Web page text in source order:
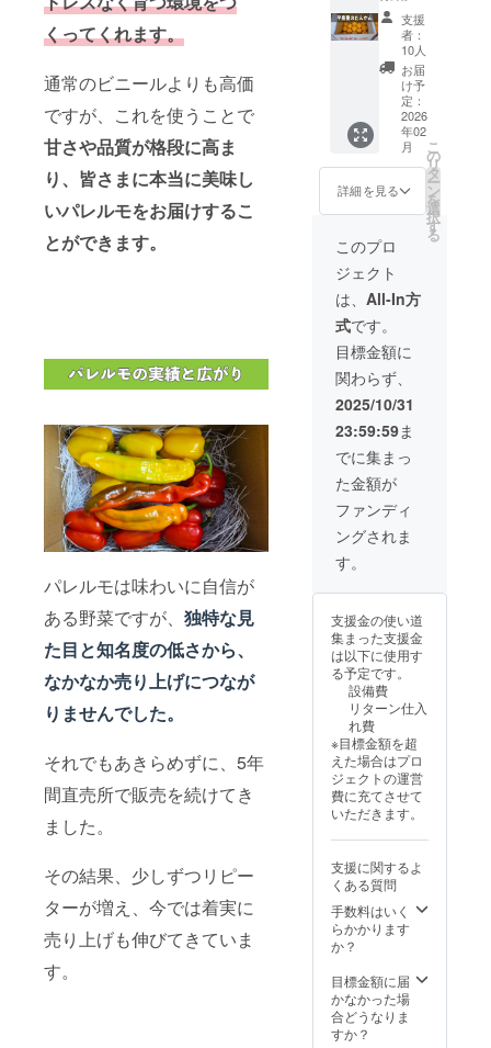
くってくれます。
通常のビニールよりも高価
ですが、これを使うことで
甘さや品質が格段に高ま
り、皆さまに本当に美味し
いパレルモをお届けするこ
とができます。
パレルモは味わいに自信が
ある野菜ですが、 独特な見
た目と知名度の低さから、
なかなか売り上げにつなが
りませんでした。
それでもあきらめずに、5年
間直売所で販売を続けてき
ました。
その結果、少しずつリピー
ターが増え、今では着実に
売り上げも伸びてきていま
す。
援者様
の交通
費や滞
在費：
支援者
様の交
通費や
滞在費
は各自
でご負
担くだ
さい。
・支援
者様と
の連絡
方法：
詳細は
メール
で連絡
しま
す。 ・
1支援に
つき1名
ご参加
いただ
けま
す。 体
験リ
ターン
にご参
加いた
だく皆
保険を
適用い
たしま
す。 万
が一の
事故や
ルが発
生した
場合
は、保
険の補
対応と
なりま
すの
で、あ
らかじ
承くだ
さい。
なお、
保険料
係を成
立させ
ること
はござ
いませ
ん。 ま
た、プ
ロジェ
クト
オー
外の第
三者
者を含
む）が
当事者
となる
雇用関
係の成
立を
あっせ
んする
ことも
ござい
ませ
ん。 こ
のこと
は、本
プロ
ジェク
トのリ
様で
す。
ると園
主が判
断した
場合
は、記
名装飾
は行い
ませ
ん。
国300軒
以上の
農家さ
んへの
直接コ
ンサル
ティン
グを提
供。 売
上3000
万円未
に土作
り革新
を提
供。 地
域ごと
に異な
る気候
や土壌
の条件
に最適
化され
た農業
技術の
提案、
収益性
向上の
ための
経営戦
らには
持続可
能な農
業を目
指した
環境配
慮型の
農業実
践への
アドバ
イスな
ど、農
家さん
一人ひ
とりの
に応じ
た多岐
にわた
るサ
ていま
す。 潮
田の農
独特の
オレン
ジのよ
うな芳
香な香
りが特
徴で、
果肉は
柔らか
く
ジュー
シーで
一粒一
粒が
しっか
りして
いま
す。 糖
度が高
い酸味
と憧れ
のバラ
ンスが
抜群
で、袋
(じょう
の膜)ご
と食べ
られま
す 平農
園 南
の徳之
る小さ
な柑橘
栽培農
家で
す。 徳
之島は
沖縄の
中間地
点あた
りに位
置して
いるた
間の平
均気温
は22度
という
暖かい
島で
す。 栽
培に最
適な土
支援
者：
10人
お届
け予
定：
2026
年02
月
詳細を見る
こ
の
リ
タ
ー
ン
を
選
択
す
る
このプロ
ジェクト
は、 All-In方
式です。
目標金額に
関わらず、
2025/10/31
23:59:59ま
でに集まっ
た金額が
ファンディ
ングされま
す。
支援金の使い道
集まった支援金
は以下に使用す
る予定です。
設備費
リターン仕入
れ費
※目標金額を超
えた場合はプロ
ジェクトの運営
費に充てさせて
いただきます。
支援に関するよ
くある質問
手数料はいく
らかかります
か？
目標金額に届
かなかった場
合どうなりま
すか？